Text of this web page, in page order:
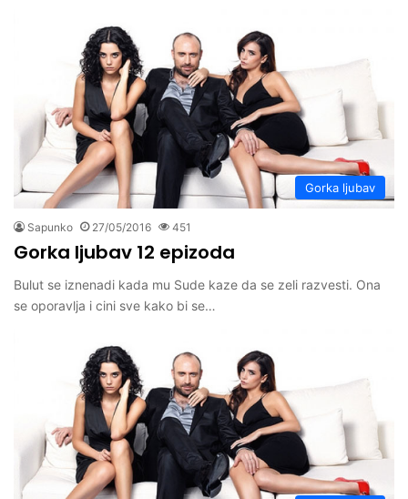
Gorka ljubav
Sapunko 27/05/2016 451
Gorka ljubav 12 epizoda
Bulut se iznenadi kada mu Sude kaze da se zeli razvesti. Ona
se oporavlja i cini sve kako bi se…